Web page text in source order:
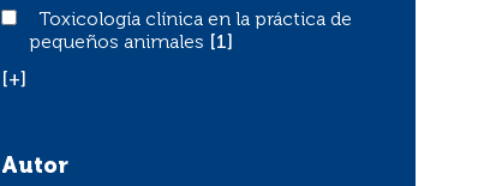
Toxicología clínica en la práctica de pequeños animales
Toxicología clínica en la práctica de
pequeños animales
[1]
[+]
Autor